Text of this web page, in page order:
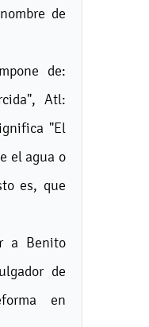
de
de:
Atl:
"El
el agua o
es, que
a Benito
de
en